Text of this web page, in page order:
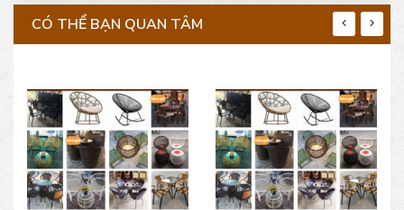
CÓ THỂ BẠN QUAN TÂM